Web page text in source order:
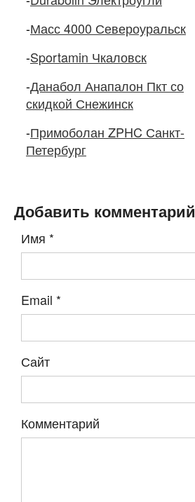
-Масс 4000 Североуральск
-Sportamin Чкаловск
-Данабол Анапалон Пкт со
скидкой Снежинск
-Примоболан ZPHC Санкт-
Петербург
Добавить комментарий
Имя *
Email *
Сайт
Комментарий